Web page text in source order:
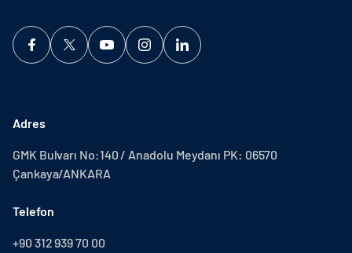
Adres
GMK Bulvarı No:140 / Anadolu Meydanı PK: 06570
Çankaya/ANKARA
Telefon
+90 312 939 70 00